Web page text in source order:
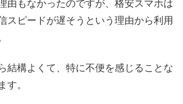
由もなかったのですが、格安スマホは
スピードが遅そうという理由から利用
結構よくて、特に不便を感じることな
す。